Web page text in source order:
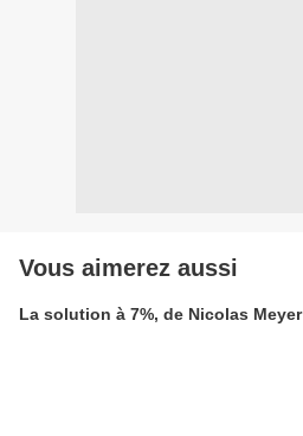
Vous aimerez aussi
La solution à 7%, de Nicolas Meyer